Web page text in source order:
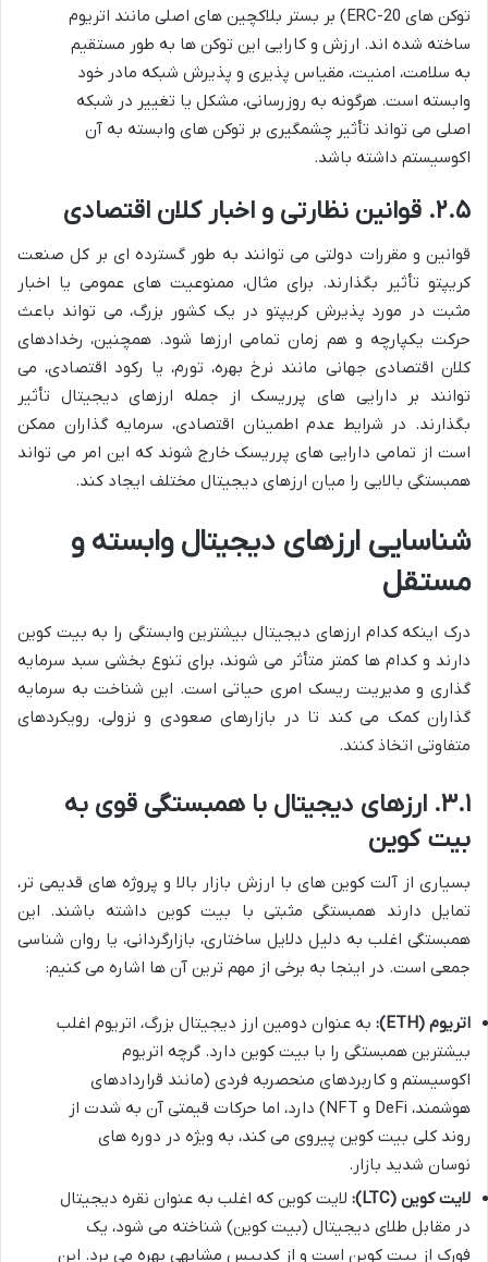
توکن های ERC-20) بر بستر بلاکچین های اصلی مانند اتریوم
ساخته شده اند. ارزش و کارایی این توکن ها به طور مستقیم
به سلامت، امنیت، مقیاس پذیری و پذیرش شبکه مادر خود
وابسته است. هرگونه به روزرسانی، مشکل یا تغییر در شبکه
اصلی می تواند تأثیر چشمگیری بر توکن های وابسته به آن
اکوسیستم داشته باشد.
۲.۵. قوانین نظارتی و اخبار کلان اقتصادی
قوانین و مقررات دولتی می توانند به طور گسترده ای بر کل صنعت
کریپتو تأثیر بگذارند. برای مثال، ممنوعیت های عمومی یا اخبار
مثبت در مورد پذیرش کریپتو در یک کشور بزرگ، می تواند باعث
حرکت یکپارچه و هم زمان تمامی ارزها شود. همچنین، رخدادهای
کلان اقتصادی جهانی مانند نرخ بهره، تورم، یا رکود اقتصادی، می
توانند بر دارایی های پرریسک از جمله ارزهای دیجیتال تأثیر
بگذارند. در شرایط عدم اطمینان اقتصادی، سرمایه گذاران ممکن
است از تمامی دارایی های پرریسک خارج شوند که این امر می تواند
همبستگی بالایی را میان ارزهای دیجیتال مختلف ایجاد کند.
شناسایی ارزهای دیجیتال وابسته و
مستقل
درک اینکه کدام ارزهای دیجیتال بیشترین وابستگی را به بیت کوین
دارند و کدام ها کمتر متأثر می شوند، برای تنوع بخشی سبد سرمایه
گذاری و مدیریت ریسک امری حیاتی است. این شناخت به سرمایه
گذاران کمک می کند تا در بازارهای صعودی و نزولی، رویکردهای
متفاوتی اتخاذ کنند.
۳.۱. ارزهای دیجیتال با همبستگی قوی به
بیت کوین
بسیاری از آلت کوین های با ارزش بازار بالا و پروژه های قدیمی تر،
تمایل دارند همبستگی مثبتی با بیت کوین داشته باشند. این
همبستگی اغلب به دلیل دلایل ساختاری، بازارگردانی، یا روان شناسی
جمعی است. در اینجا به برخی از مهم ترین آن ها اشاره می کنیم:
اتریوم (ETH):
به عنوان دومین ارز دیجیتال بزرگ، اتریوم اغلب
بیشترین همبستگی را با بیت کوین دارد. گرچه اتریوم
اکوسیستم و کاربردهای منحصربه فردی (مانند قراردادهای
هوشمند، DeFi و NFT) دارد، اما حرکات قیمتی آن به شدت از
روند کلی بیت کوین پیروی می کند، به ویژه در دوره های
نوسان شدید بازار.
لایت کوین (LTC):
لایت کوین که اغلب به عنوان نقره دیجیتال
در مقابل طلای دیجیتال (بیت کوین) شناخته می شود، یک
فورک از بیت کوین است و از کدبیس مشابهی بهره می برد. این